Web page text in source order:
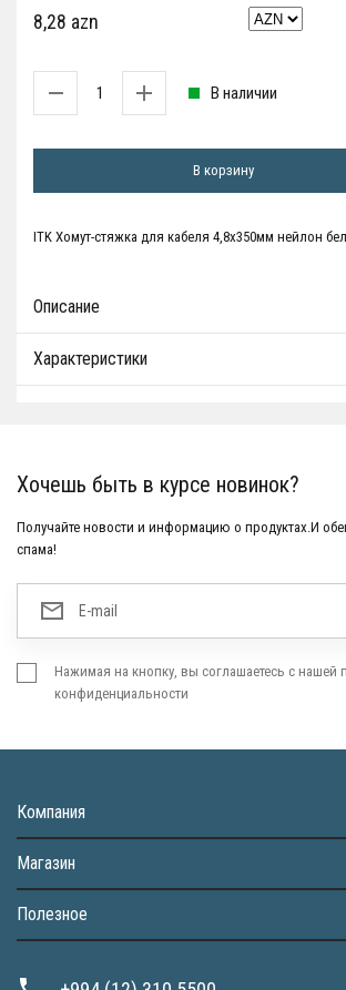
8,28 azn
В наличии
В корзину
ITK Хомут-стяжка для кабеля 4,8х350мм нейлон
Описание
Характеристики
Хочешь быть в курсе новинок?
Получайте новости и информацию о продуктах.И
спама!
Нажимая на кнопку, вы соглашаетесь с нашей
конфиденциальности
Компания
Магазин
Полезное